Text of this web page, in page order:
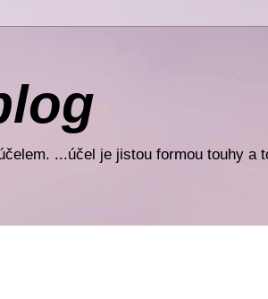
...účel je jistou formou touhy a